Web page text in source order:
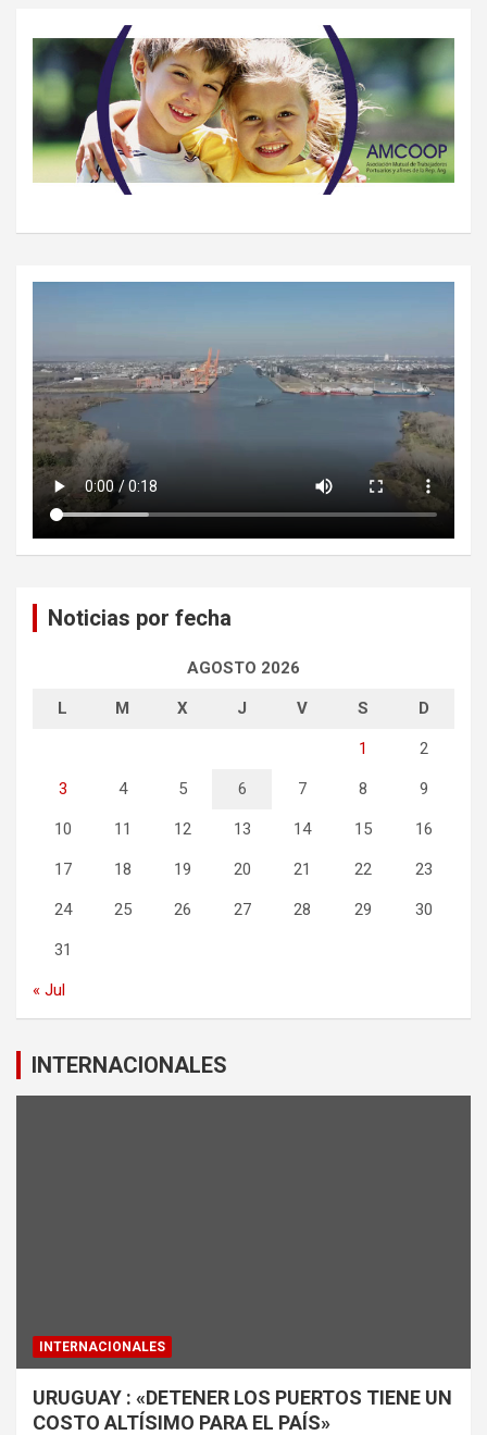
Noticias por fecha
AGOSTO 2026
L M X J V S D
1 2
3 4 5 6 7 8 9
10 11 12 13 14 15 16
17 18 19 20 21 22 23
24 25 26 27 28 29 30
31
« Jul
INTERNACIONALES
INTERNACIONALES
URUGUAY : «DETENER LOS PUERTOS TIENE UN
COSTO ALTÍSIMO PARA EL PAÍS»